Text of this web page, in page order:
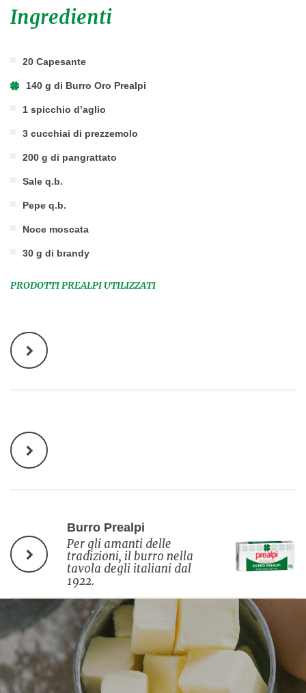
Ingredienti
20 Capesante
140 g di Burro Oro Prealpi
1 spicchio d’aglio
3 cucchiai di prezzemolo
200 g di pangrattato
Sale q.b.
Pepe q.b.
Noce moscata
30 g di brandy
PRODOTTI PREALPI UTILIZZATI
Burro Prealpi
Per gli amanti delle
tradizioni, il burro nella
tavola degli italiani dal
1922.